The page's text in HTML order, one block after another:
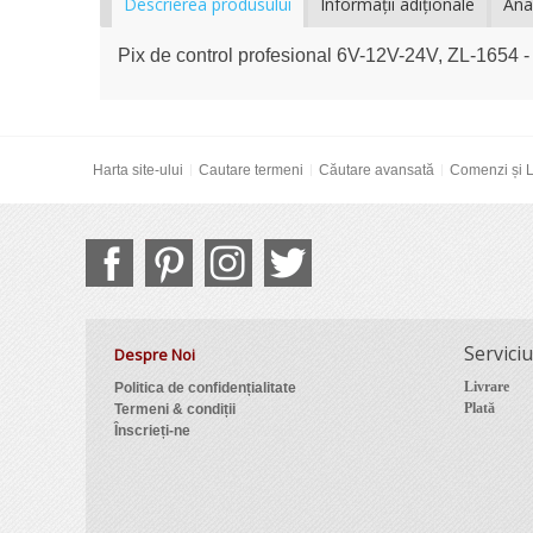
Pix de control profesional 6V-12V-24V, ZL-1654
Harta site-ului Cautare termeni Căutare avansată Comenzi și
Despre Noi
Politica de confidențialitate
Termeni & condiții
Înscrieți-ne
Livrare
Plată